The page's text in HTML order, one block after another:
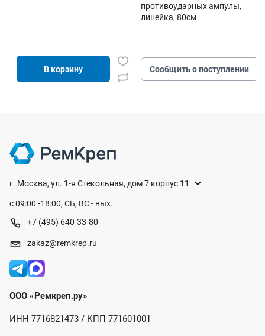
В корзину
противоударных ампулы,
линейка, 80см
Сообщить о поступлении
г. Москва, ул. 1-я Стекольная, дом 7 корпус 11
с 09:00 -18:00, СБ, ВС - вых.
+7 (495) 640-33-80
zakaz@remkrep.ru
ООО «Ремкреп.ру»
ИНН 7716821473 / КПП 771601001